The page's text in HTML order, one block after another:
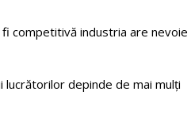
competitivă industria are nevoie
lucrătorilor depinde de mai mulți